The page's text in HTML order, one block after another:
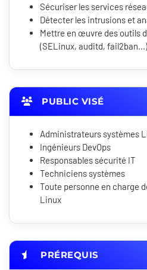
Sécuriser les services
Détecter les intrusions et
Mettre en œuvre des outils
(SELinux, auditd,
PUBLIC VISÉ
Administrateurs systèmes
Ingénieurs DevOps
Responsables sécurité IT
Techniciens systèmes
Toute personne en charge
Linux
PRÉREQUIS